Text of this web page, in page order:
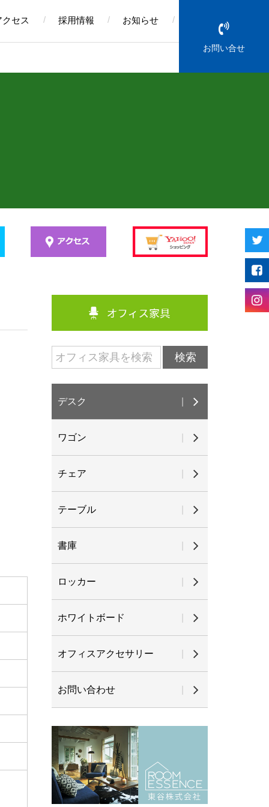
クセス 採用情報 お知らせ
お問い合せ
デスク
ワゴン
チェア
テーブル
書庫
ロッカー
ホワイトボード
オフィスアクセサリー
お問い合わせ